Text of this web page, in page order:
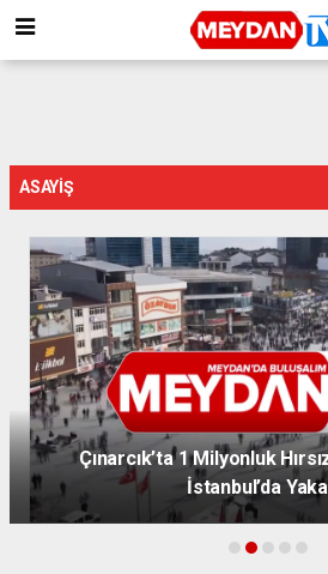
ASAYIŞ
Çınarcık’ta 1 Milyonluk
İstanbul’da